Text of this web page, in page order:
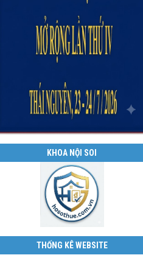
KHOA NỘI SOI
THỐNG KÊ WEBSITE